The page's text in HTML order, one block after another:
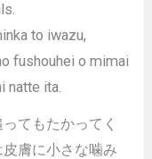
to iwazu,
fushouhei o mimai
natte ita.
てもたかってく
膚に小さな噛み